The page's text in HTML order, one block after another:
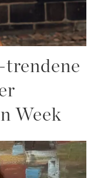
trendene
Week